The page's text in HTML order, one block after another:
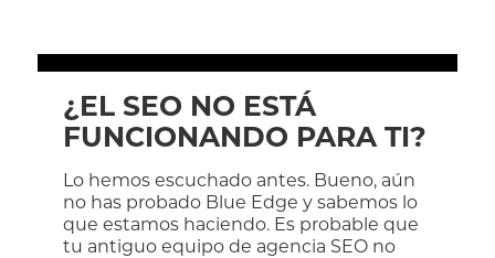
¿EL SEO NO ESTÁ
FUNCIONANDO PARA TI?
Lo hemos escuchado antes. Bueno, aún
no has probado Blue Edge y sabemos lo
que estamos haciendo. Es probable que
tu antiguo equipo de agencia SEO no